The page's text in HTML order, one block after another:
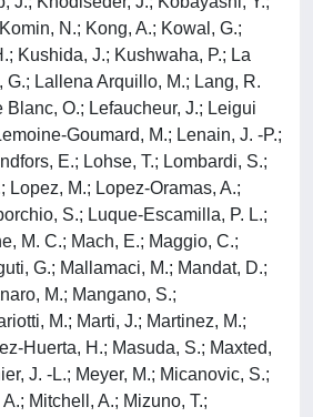
N.; Kong, A.; Kowal, G.;
Kushida, J.; Kushwaha, P.; La
G.; Lallena Arquillo, M.; Lang, R.
Blanc, O.; Lefaucheur, J.; Leigui
Goumard, M.; Lenain, J. -P.;
E.; Lohse, T.; Lombardi, S.;
Lopez, M.; Lopez-Oramas, A.;
S.; Luque-Escamilla, P. L.;
M. C.; Mach, E.; Maggio, C.;
G.; Mallamaci, M.; Mandat, D.;
M.; Mangano, S.;
M.; Marti, J.; Martinez, M.;
Huerta, H.; Masuda, S.; Maxted,
J. -L.; Meyer, M.; Micanovic, S.;
Mitchell, A.; Mizuno, T.;